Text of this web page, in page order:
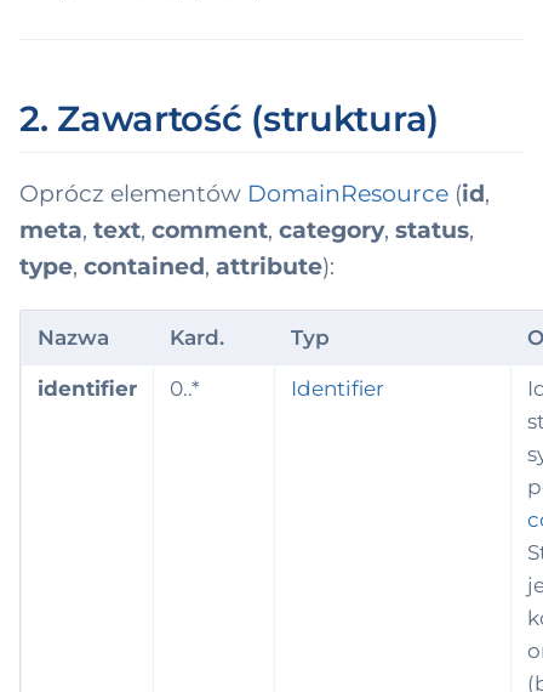
2. Zawartość (struktura)
Oprócz elementów DomainResource (id,
meta, text, comment, category, status,
type, contained, attribute):
Nazwa Kard. Typ
identifier 0..* Identifier